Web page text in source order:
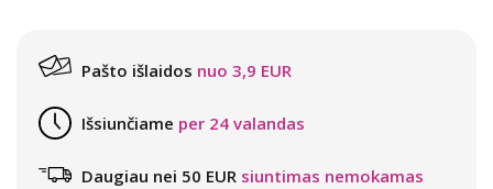
Pašto išlaidos nuo 3,9 EUR
Išsiunčiame per 24 valandas
Daugiau nei 50 EUR siuntimas nemokamas